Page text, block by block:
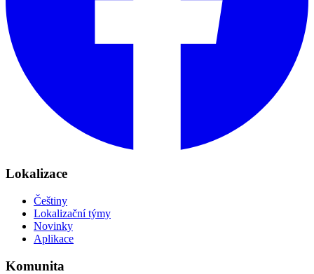
Lokalizace
Češtiny
Lokalizační týmy
Novinky
Aplikace
Komunita